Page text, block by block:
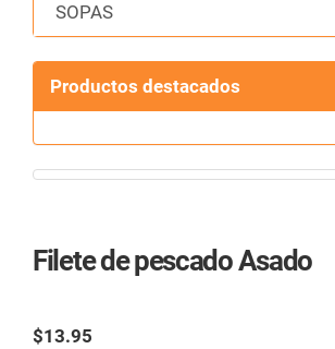
SOPAS
Productos destacados
Filete de pescado Asado
$13.95